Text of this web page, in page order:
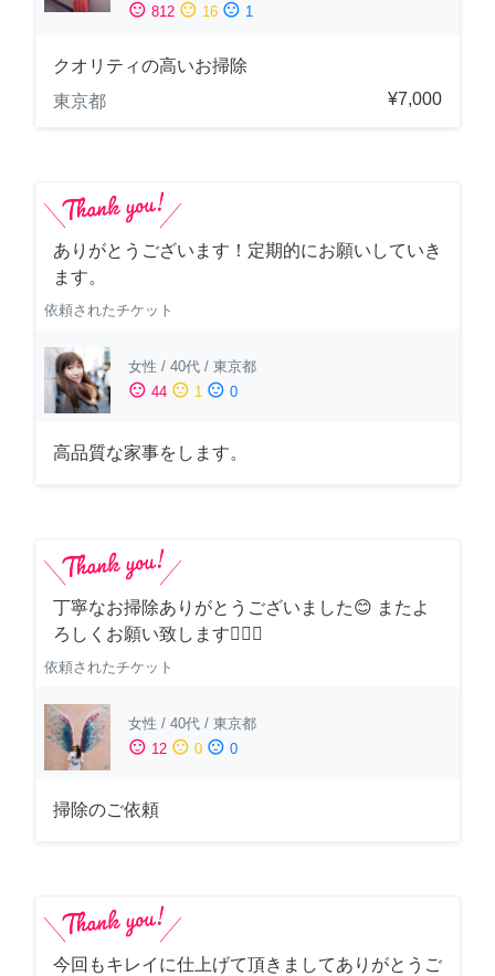
sentiment_satisfied 812 sentiment_neutral 16 sentiment_dissatisfied 1
クオリティの高いお掃除
東京都
¥7,000
ありがとうございます！定期的にお願いしていき
ます。
依頼されたチケット
女性 / 40代 / 東京都
sentiment_satisfied 44 sentiment_neutral 1 sentiment_dissatisfied 0
高品質な家事をします。
丁寧なお掃除ありがとうございました😊 またよ
ろしくお願い致します🙆‍♀️✨
依頼されたチケット
女性 / 40代 / 東京都
sentiment_satisfied 12 sentiment_neutral 0 sentiment_dissatisfied 0
掃除のご依頼
今回もキレイに仕上げて頂きましてありがとうご